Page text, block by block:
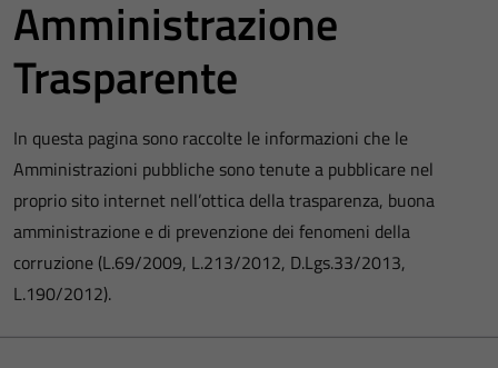
Amministrazione
Trasparente
In questa pagina sono raccolte le informazioni che le
Amministrazioni pubbliche sono tenute a pubblicare nel
proprio sito internet nell’ottica della trasparenza, buona
amministrazione e di prevenzione dei fenomeni della
corruzione (L.69/2009, L.213/2012, D.Lgs.33/2013,
L.190/2012).